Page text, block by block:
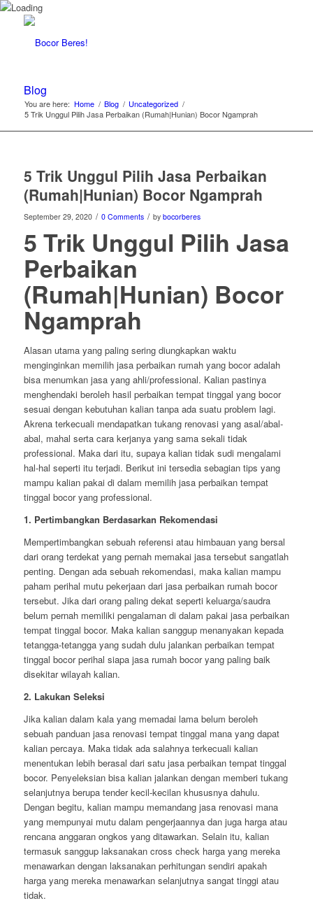
Blog
You are here: Home / Blog / Uncategorized /
5 Trik Unggul Pilih Jasa Perbaikan (Rumah|Hunian) Bocor Ngamprah
5 Trik Unggul Pilih Jasa Perbaikan
(Rumah|Hunian) Bocor Ngamprah
September 29, 2020 / 0 Comments / by bocorberes
5 Trik Unggul Pilih Jasa
Perbaikan
(Rumah|Hunian) Bocor
Ngamprah
Alasan utama yang paling sering diungkapkan waktu
menginginkan memilih jasa perbaikan rumah yang bocor adalah
bisa menumkan jasa yang ahli/professional. Kalian pastinya
menghendaki beroleh hasil perbaikan tempat tinggal yang bocor
sesuai dengan kebutuhan kalian tanpa ada suatu problem lagi.
Akrena terkecuali mendapatkan tukang renovasi yang asal/abal-
abal, mahal serta cara kerjanya yang sama sekali tidak
professional. Maka dari itu, supaya kalian tidak sudi mengalami
hal-hal seperti itu terjadi. Berikut ini tersedia sebagian tips yang
mampu kalian pakai di dalam memilih jasa perbaikan tempat
tinggal bocor yang professional.
1. Pertimbangkan Berdasarkan Rekomendasi
Mempertimbangkan sebuah referensi atau himbauan yang bersal
dari orang terdekat yang pernah memakai jasa tersebut sangatlah
penting. Dengan ada sebuah rekomendasi, maka kalian mampu
paham perihal mutu pekerjaan dari jasa perbaikan rumah bocor
tersebut. Jika dari orang paling dekat seperti keluarga/saudra
belum pernah memiliki pengalaman di dalam pakai jasa perbaikan
tempat tinggal bocor. Maka kalian sanggup menanyakan kepada
tetangga-tetangga yang sudah dulu jalankan perbaikan tempat
tinggal bocor perihal siapa jasa rumah bocor yang paling baik
disekitar wilayah kalian.
2. Lakukan Seleksi
Jika kalian dalam kala yang memadai lama belum beroleh
sebuah panduan jasa renovasi tempat tinggal mana yang dapat
kalian percaya. Maka tidak ada salahnya terkecuali kalian
menentukan lebih berasal dari satu jasa perbaikan tempat tinggal
bocor. Penyeleksian bisa kalian jalankan dengan memberi tukang
selanjutnya berupa tender kecil-kecilan khususnya dahulu.
Dengan begitu, kalian mampu memandang jasa renovasi mana
yang mempunyai mutu dalam pengerjaannya dan juga harga atau
rencana anggaran ongkos yang ditawarkan. Selain itu, kalian
termasuk sanggup laksanakan cross check harga yang mereka
menawarkan dengan laksanakan perhitungan sendiri apakah
harga yang mereka menawarkan selanjutnya sangat tinggi atau
tidak.